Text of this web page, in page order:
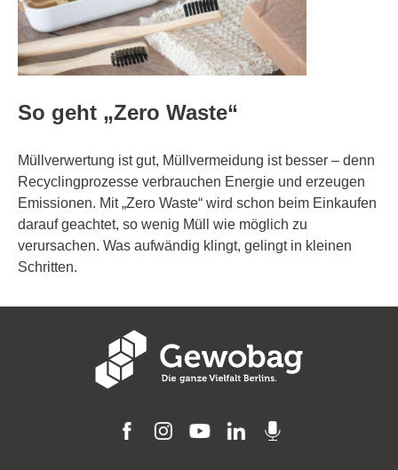
So geht „Zero Waste“
Müllverwertung ist gut, Müllvermeidung ist besser – denn
Recyclingprozesse verbrauchen Energie und erzeugen
Emissionen. Mit „Zero Waste“ wird schon beim Einkaufen
darauf geachtet, so wenig Müll wie möglich zu
verursachen. Was aufwändig klingt, gelingt in kleinen
Schritten.